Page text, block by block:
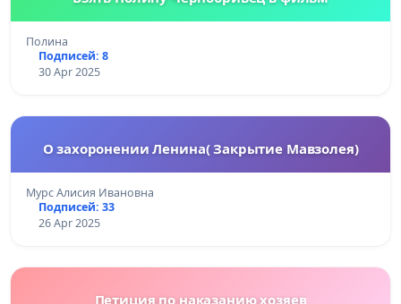
Полина
Подписей: 8
30 Apr 2025
О захоронении Ленина( Закрытие Мавзолея)
Мурс Алисия Ивановна
Подписей: 33
26 Apr 2025
Петиция по наказанию хозяев